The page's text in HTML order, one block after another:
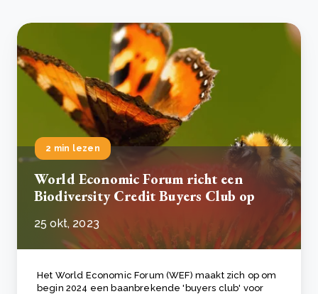
2 min lezen
World Economic Forum richt een
Biodiversity Credit Buyers Club op
25 okt, 2023
Het World Economic Forum (WEF) maakt zich op om
begin 2024 een baanbrekende 'buyers club' voor